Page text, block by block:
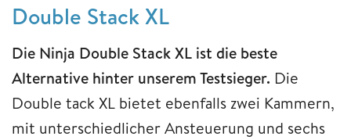
Double Stack XL
Die Ninja Double Stack XL ist die beste
Alternative hinter unserem Testsieger. Die
Double tack XL bietet ebenfalls zwei Kammern,
mit unterschiedlicher Ansteuerung und sechs